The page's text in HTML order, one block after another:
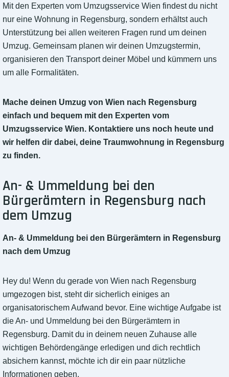
Mit den Experten vom Umzugsservice Wien findest du nicht
nur eine Wohnung in Regensburg, sondern erhältst auch
Unterstützung bei allen weiteren Fragen rund um deinen
Umzug. Gemeinsam planen wir deinen Umzugstermin,
organisieren den Transport deiner Möbel und kümmern uns
um alle Formalitäten.
Mache deinen Umzug von Wien nach Regensburg
einfach und bequem mit den Experten vom
Umzugsservice Wien. Kontaktiere uns noch heute und
wir helfen dir dabei, deine Traumwohnung in Regensburg
zu finden.
An- & Ummeldung bei den
Bürgerämtern in Regensburg nach
dem Umzug
An- & Ummeldung bei den Bürgerämtern in Regensburg
nach dem Umzug
Hey du! Wenn du gerade von Wien nach Regensburg
umgezogen bist, steht dir sicherlich einiges an
organisatorischem Aufwand bevor. Eine wichtige Aufgabe ist
die An- und Ummeldung bei den Bürgerämtern in
Regensburg. Damit du in deinem neuen Zuhause alle
wichtigen Behördengänge erledigen und dich rechtlich
absichern kannst, möchte ich dir ein paar nützliche
Informationen geben.